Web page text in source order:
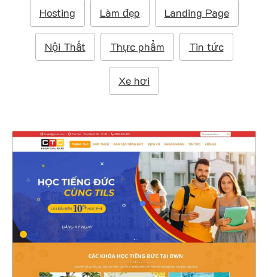
Hosting Làm đẹp Landing Page
Nội Thất Thực phẩm Tin tức
Xe hơi
4607